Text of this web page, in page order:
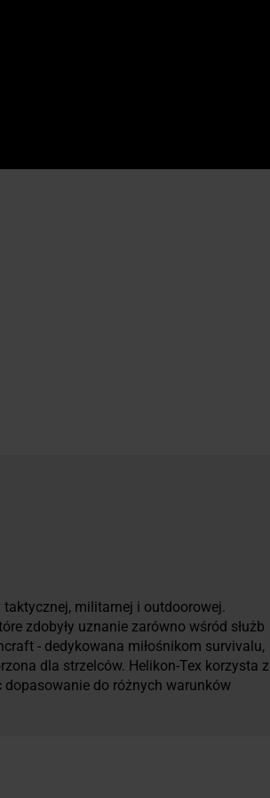
militarnej i outdoorowej.
zdobyły uznanie zarówno wśród służb
- dedykowana miłośnikom survivalu,
dla strzelców. Helikon-Tex korzysta z
dopasowanie do różnych warunków